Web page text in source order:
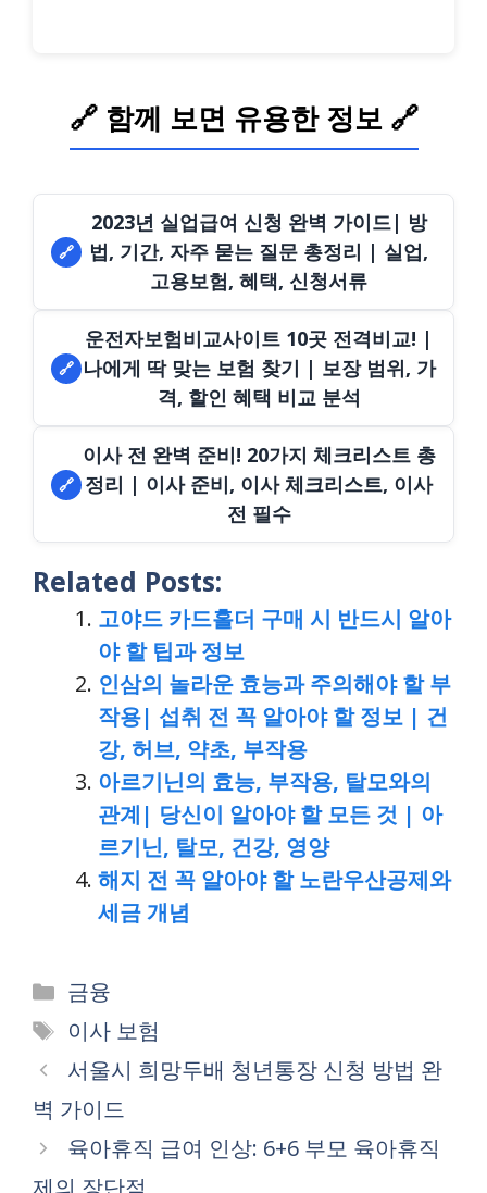
🔗 함께 보면 유용한 정보 🔗
🔗
2023년 실업급여 신청 완벽 가이드| 방
법, 기간, 자주 묻는 질문 총정리 | 실업,
고용보험, 혜택, 신청서류
🔗
운전자보험비교사이트 10곳 전격비교! |
나에게 딱 맞는 보험 찾기 | 보장 범위, 가
격, 할인 혜택 비교 분석
🔗
이사 전 완벽 준비! 20가지 체크리스트 총
정리 | 이사 준비, 이사 체크리스트, 이사
전 필수
Related Posts:
고야드 카드홀더 구매 시 반드시 알아
야 할 팁과 정보
인삼의 놀라운 효능과 주의해야 할 부
작용| 섭취 전 꼭 알아야 할 정보 | 건
강, 허브, 약초, 부작용
아르기닌의 효능, 부작용, 탈모와의
관계| 당신이 알아야 할 모든 것 | 아
르기닌, 탈모, 건강, 영양
해지 전 꼭 알아야 할 노란우산공제와
세금 개념
Categories
금융
Tags
이사 보험
서울시 희망두배 청년통장 신청 방법 완
벽 가이드
육아휴직 급여 인상: 6+6 부모 육아휴직
제의 장단점